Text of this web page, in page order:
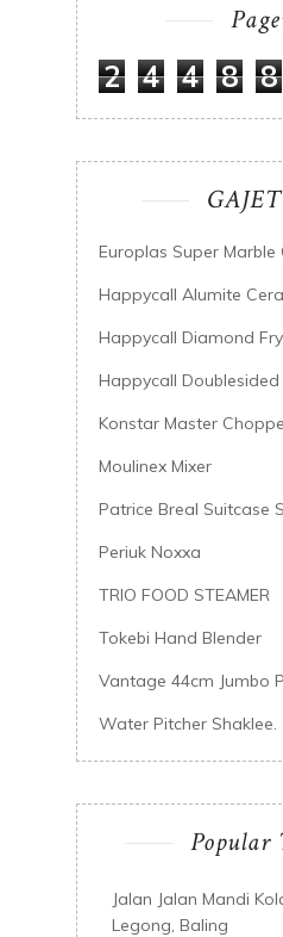
2 4 4 8 8
Europlas Super Marble
Happycall Alumite
Happycall Diamond
Happycall Doublesided
Konstar Master
Moulinex Mixer
Patrice Breal Suitcase
Periuk Noxxa
TRIO FOOD STEAMER
Tokebi Hand Blender
Vantage 44cm Jumbo
Water Pitcher Shaklee.
Popular
Jalan Jalan Mandi
Legong, Baling